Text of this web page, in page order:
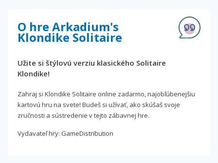
O hre Arkadium's
Klondike Solitaire
Užite si štýlovú verziu klasického Solitaire
Klondike!
Zahraj si Klondike Solitaire online zadarmo, najobľúbenejšiu
kartovú hru na svete! Budeš si užívať, ako skúšaš svoje
zručnosti a sústredenie v tejto zábavnej hre.
Vydavateľ hry: GameDistribution